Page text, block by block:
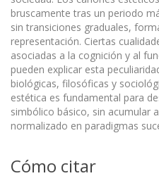
bruscamente tras un periodo
sin transiciones graduales,
representación. Ciertas
asociadas a la cognición y al
pueden explicar esta
biológicas, filosóficas y
estética es fundamental para
simbólico básico, sin acumular
normalizado en paradigmas
Cómo citar